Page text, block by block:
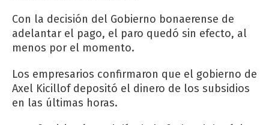
Con la decisión del Gobierno bonaerense de
adelantar el pago, el paro quedó sin efecto, al
menos por el momento.
Los empresarios confirmaron que el gobierno de
Axel Kicillof depositó el dinero de los subsidios
en las últimas horas.